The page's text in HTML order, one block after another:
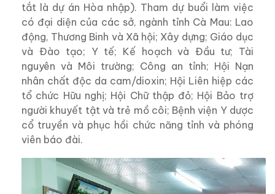
tắt là dự án Hòa nhập). Tham dự buổi làm việc
có đại diện của các sở, ngành tỉnh Cà Mau: Lao
động, Thương Binh và Xã hội; Xây dựng; Giáo dục
và Đào tạo; Y tế; Kế hoạch và Đầu tư; Tài
nguyên và Môi trường; Công an tỉnh; Hội Nạn
nhân chất độc da cam/dioxin; Hội Liên hiệp các
tổ chức Hữu nghị; Hội Chữ thập đỏ; Hội Bảo trợ
người khuyết tật và trẻ mồ côi; Bệnh viện Y dược
cổ truyền và phục hồi chức năng tỉnh và phóng
viên báo đài.